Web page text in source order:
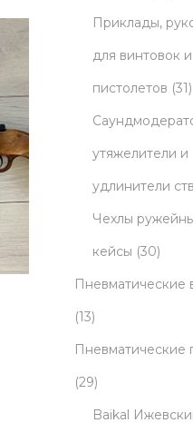
t
s
r
o
d
u
c
t
s
5
p
o
d
u
c
s
Приклады,
для винтовок и
пистолетов 313
1
r
t
утяжелители и
удлинители
Чехлы
кейсы 303
0
r
d
Пневматические
131
3
p
r
Пневматические
292
9
Baikal